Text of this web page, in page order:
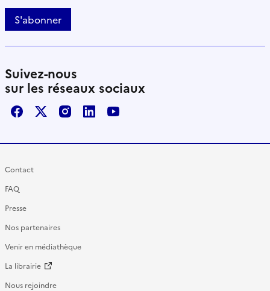
S'abonner
Suivez-nous
sur les réseaux sociaux
FacebookX / TwitterInstagram
LinkedInYoutube
Contact
FAQ
Presse
Nos partenaires
Venir en médiathèque
La librairie
Nous rejoindre